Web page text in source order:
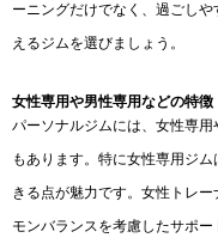
ーニングだけでなく、過ごし
えるジムを選びましょう。
女性専用や男性専用などの特徴
パーソナルジムには、女性専
もあります。特に女性専用ジ
きる点が魅力です。女性トレ
モンバランスを考慮したサポー